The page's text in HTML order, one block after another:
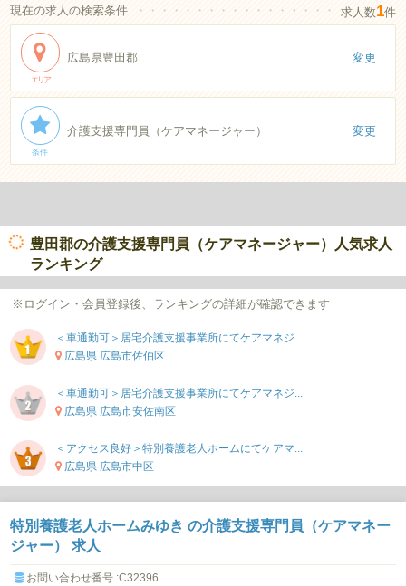
現在の求人の検索条件 ・・・・・・・・・・・・・・・・・・・・・・
求人数1件
エリア
広島県豊田郡 変更
条件
介護支援専門員（ケアマネージャー） 変更
豊田郡の介護支援専門員（ケアマネージャー）人気求人
ランキング
※ログイン・会員登録後、ランキングの詳細が確認できます
＜車通勤可＞居宅介護支援事業所にてケアマネジ...
広島県 広島市佐伯区
＜車通勤可＞居宅介護支援事業所にてケアマネジ...
広島県 広島市安佐南区
＜アクセス良好＞特別養護老人ホームにてケアマ...
広島県 広島市中区
特別養護老人ホームみゆき の介護支援専門員（ケアマネー
ジャー） 求人
お問い合わせ番号 :C32396